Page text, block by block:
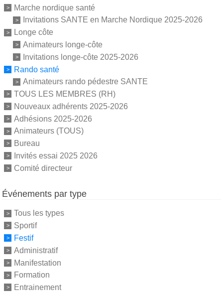
Marche nordique santé
Invitations SANTE en Marche Nordique 2025-2026
Longe côte
Animateurs longe-côte
Invitations longe-côte 2025-2026
Rando santé
Animateurs rando pédestre SANTE
TOUS LES MEMBRES (RH)
Nouveaux adhérents 2025-2026
Adhésions 2025-2026
Animateurs (TOUS)
Bureau
Invités essai 2025 2026
Comité directeur
Événements par type
Tous les types
Sportif
Festif
Administratif
Manifestation
Formation
Entrainement